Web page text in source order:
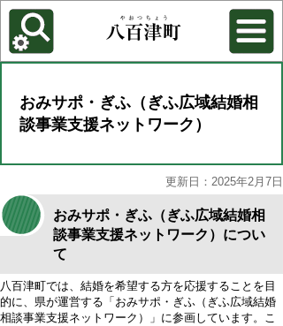
各種機能
背景色を変更する
おみサポ・ぎふ（ぎふ広域結婚相
談事業支援ネットワーク）
更新日：2025年2月7日
おみサポ・ぎふ（ぎふ広域結婚相
談事業支援ネットワーク）につい
て
八百津町では、結婚を希望する方を応援することを目
的に、県が運営する「おみサポ・ぎふ（ぎふ広域結婚
相談事業支援ネットワーク）」に参画しています。こ